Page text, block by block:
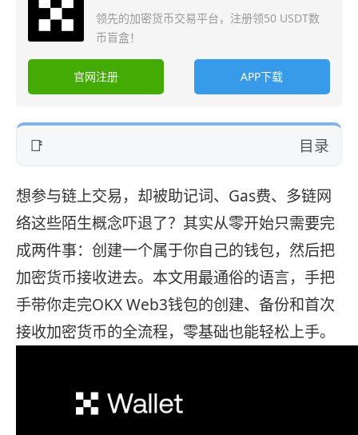
领先的加密货币交易平台，注册领50 USDT数
币盲盒！
官网注册 APP下载
目录
想参与链上交易，却被助记词、Gas费、多链网
络这些陌生概念吓退了？其实从零开始只需要完
成两件事：创建一个属于你自己的钱包，然后把
加密货币接收进去。本文用最通俗的语言，手把
手带你走完OKX Web3钱包的创建、备份和首次
接收加密货币的全流程，零基础也能轻松上手。